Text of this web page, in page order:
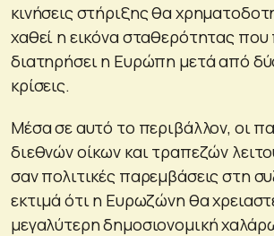
κινήσεις στήριξης θα
χαθεί η εικόνα σταθερότητας
διατηρήσει η Ευρώπη μετά από
κρίσεις.
Μέσα σε αυτό το περιβάλλον, οι
διεθνών οίκων και τραπεζών
σαν πολιτικές παρεμβάσεις στη
εκτιμά ότι η Ευρωζώνη θα
μεγαλύτερη δημοσιονομική